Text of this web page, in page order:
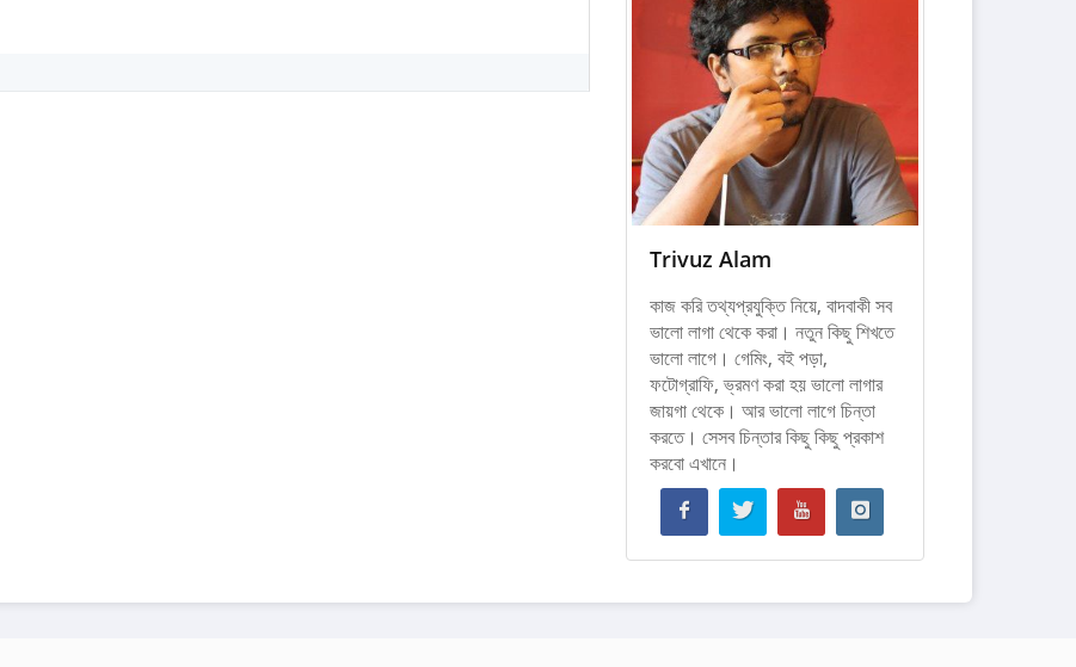
Trivuz Alam
কাজ করি তথ্যপ্রযুক্তি নিয়ে, বাদবাকী সব
ভালো লাগা থেকে করা। নতুন কিছু শিখতে
ভালো লাগে। গেমিং, বই পড়া,
ফটোগ্রাফি, ভ্রমণ করা হয় ভালো লাগার
জায়গা থেকে। আর ভালো লাগে চিন্তা
করতে। সেসব চিন্তার কিছু কিছু প্রকাশ
করবো এখানে।